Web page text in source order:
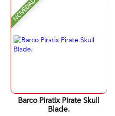
NOVEDAD
Barco Piratix Pirate Skull
Blade.